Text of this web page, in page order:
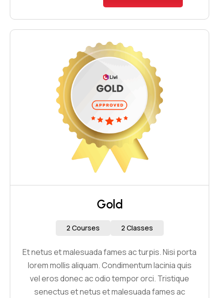
Gold
2 Courses 2 Classes
Et netus et malesuada fames ac turpis. Nisi porta
lorem mollis aliquam. Condimentum lacinia quis
vel eros donec ac odio tempor orci. Tristique
senectus et netus et malesuada fames ac